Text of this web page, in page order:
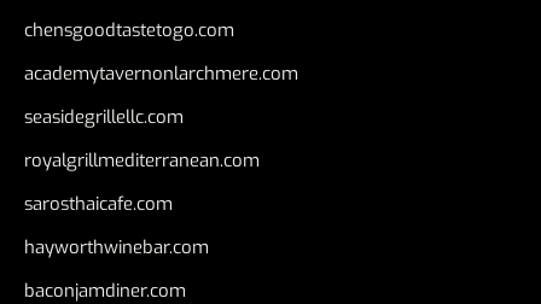
chensgoodtastetogo.com
academytavernonlarchmere.com
seasidegrillellc.com
royalgrillmediterranean.com
sarosthaicafe.com
hayworthwinebar.com
baconjamdiner.com